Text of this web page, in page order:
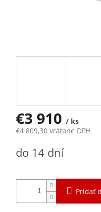
€3 910/ ks
€4 809,30 vrátane DPH
cena:
do 14 dní
Pridať